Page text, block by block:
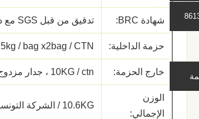
شهادة BRC: تدقيق من قبل SGS مع درجة B
حزمة الداخلية: 5kg / bag x2bag / CTN ، كيس رقائق الألومنيوم
خارج الحزمة: 10KG / ctn ، جدار مزدوج ، لون أصفر
الوزن
الإجمالي:
10.6KG / الشركة التونسية للملاحة